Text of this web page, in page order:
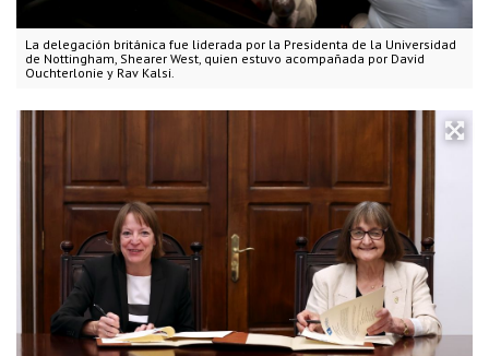
La delegación británica fue liderada por la Presidenta de la Universidad
de Nottingham, Shearer West, quien estuvo acompañada por David
Ouchterlonie y Rav Kalsi.